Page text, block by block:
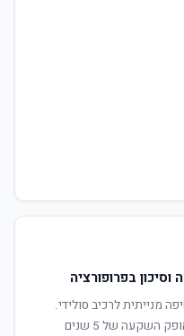
בפרופורציה
מנייתית לרכיב סולידי.
מתאימה למשקיעים עם אופק השקעה של 5 שנים